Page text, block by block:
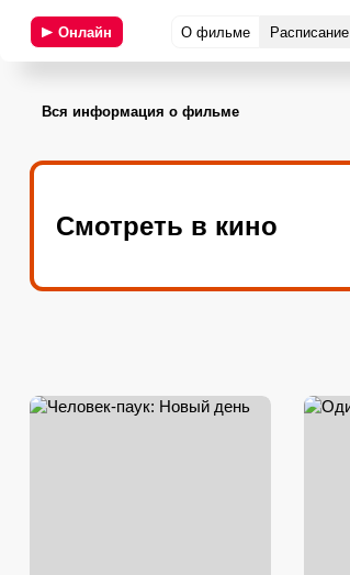
Онлайн О фильме Расписание
Вся информация о фильме
Смотреть в кино